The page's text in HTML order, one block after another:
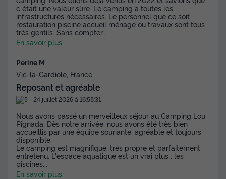
2 Pers. | Terrasse simple | 1 SDB | Clim. | TV
du13/09/2026au20/09/2026
Meilleur prix pour 7 nuits
Modifier les dates
Voir les disponibilités
c était une valeur sûre. Le camping a toutes les
infrastructures nécessaires. Le personnel que ce soit
restauration piscine accueil ménage ou travaux sont tous
très gentils. Sans compter...
En savoir plus
Perine M
Vic-la-Gardiole, France
Reposant et agréable
24 juillet 2026 à 16:58:31
Nous avons passé un merveilleux séjour au Camping Lou
Pignada. Dès notre arrivée, nous avons été très bien
accueillis par une équipe souriante, agréable et toujours
disponible.
Le camping est magnifique, très propre et parfaitement
entretenu. L'espace aquatique est un vrai plus : les
piscines
En savoir plus